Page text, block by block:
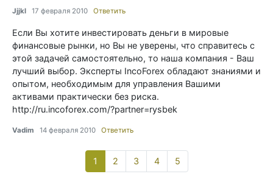
Jjjkl 17 февраля 2010 Ответить
Если Вы хотите инвестировать деньги в мировые
финансовые рынки, но Вы не уверены, что справитесь с
этой задачей самостоятельно, то наша компания - Ваш
лучший выбор. Эксперты IncoForex обладают знаниями и
опытом, необходимым для управления Вашими
активами практически без риска.
http://ru.incoforex.com/?partner=rysbek
Vadim 14 февраля 2010 Ответить
1 (current)
2 3 4 5